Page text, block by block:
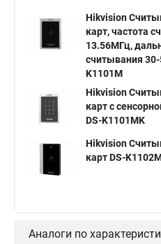
Hikvision
карт, частота
13.56МГц,
считывания
K1101M
Hikvision
карт с
DS-K1101MK
Hikvision
карт DS-
Аналоги по